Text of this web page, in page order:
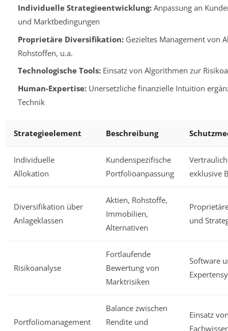
Individuelle Strategieentwicklung:Anpassung an
und Marktbedingungen
Proprietäre Diversifikation:Gezieltes Management von
Rohstoffen, u.a.
Technologische Tools:Einsatz von Algorithmen zur
Human-Expertise:Unersetzliche finanzielle Intuition
Technik
Strategieelement Beschreibung
Individuelle
Allokation
Kundenspezifische
Portfolioanpassung
exklusive
Diversifikation über
Anlageklassen
Aktien, Rohstoffe,
Immobilien,
Alternativen
und
Risikoanalyse
Fortlaufende
Bewertung von
Marktrisiken
Software
Portfoliomanagement
Balance zwischen
Rendite und
Einsatz